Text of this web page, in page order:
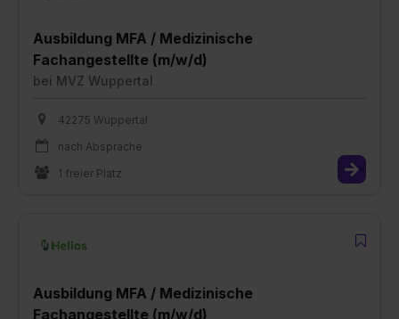
Ausbildung MFA / Medizinische
Fachangestellte (m/w/d)
bei MVZ Wuppertal
42275 Wuppertal
nach Absprache
1 freier Platz
Ausbildung MFA / Medizinische
Fachangestellte (m/w/d)